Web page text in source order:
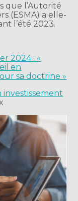
que l’Autorité
(ESMA) a elle-
l’été 2023.
2024 : «
en
sa doctrine »
investissement